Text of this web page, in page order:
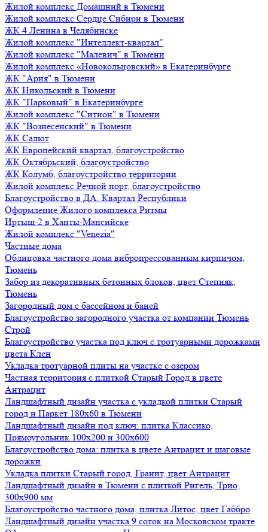
Жилой комплекс Домашний в Тюмени
Жилой комплекс Сердце Сибири в Тюмени
ЖК 4 Ленина в Челябинске
Жилой комплекс "Интеллект-квартал"
Жилой комплекс "Малевич" в Тюмени
Жилой комплекс «Новокольцовский» в Екатеринбурге
ЖК "Ария" в Тюмени
ЖК Никольский в Тюмени
ЖК "Парковый" в Екатеринбурге
Жилой комплекс "Ситион" в Тюмени
ЖК "Вознесенский" в Тюмени
ЖК Салют
ЖК Европейский квартал, благоустройство
ЖК Октябрьский, благоустройство
ЖК Колумб, благоустройство территории
Жилой комплекс Речной порт, благоустройство
Благоустройство в ДА. Квартал Республики
Оформление Жилого комплекса Ритмы
Иртыш-2 в Ханты-Мансийске
Жилой комплекс "Venezia"
Частные дома
Облицовка частного дома вибропрессованным кирпичом,
Тюмень
Забор из декоративных бетонных блоков, цвет Степняк,
Тюмень
Загородный дом с бассейном и баней
Благоустройство загородного участка от компании Тюмень
Строй
Благоустройство участка под ключ с тротуарными дорожками
цвета Клен
Укладка тротуарной плиты на участке с озером
Частная территория с плиткой Старый Город в цвете
Антрацит
Ландшафтный дизайн участка с укладкой плитки Старый
город и Паркет 180х60 в Тюмени
Ландшафтный дизайн под ключ: плитка Классико,
Прямоугольник 100х200 и 300х600
Благоустройство дома: плитка в цвете Антрацит и шаговые
дорожки
Укладка плитки Старый город, Гранит, цвет Антрацит
Ландшафтный дизайн в Тюмени с плиткой Ригель, Трио,
300х900 мм
Благоустройство частного дома, плитка Литос, цвет Габбро
Ландшафтный дизайн участка 9 соток на Московском тракте